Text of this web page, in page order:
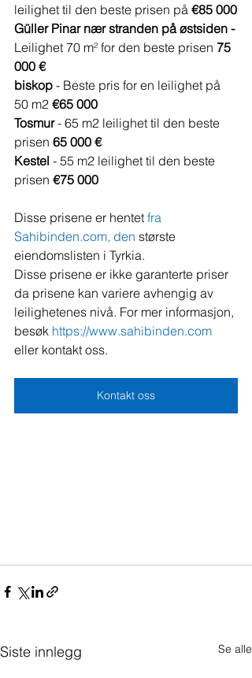
leilighet til den beste prisen på €85 000
Güller Pinar nær stranden på østsiden -
Leilighet 70 m² for den beste prisen 75
000 €
biskop - Beste pris for en leilighet på
50 m2 €65 000
Tosmur - 65 m2 leilighet til den beste
prisen 65 000 €
Kestel - 55 m2 leilighet til den beste
prisen €75 000
Disse prisene er hentet fra
Sahibinden.com, den største
eiendomslisten i Tyrkia.
Disse prisene er ikke garanterte priser
da prisene kan variere avhengig av
leilighetenes nivå. For mer informasjon,
besøk https://www.sahibinden.com
eller kontakt oss.
Kontakt oss
Siste innlegg Se alle